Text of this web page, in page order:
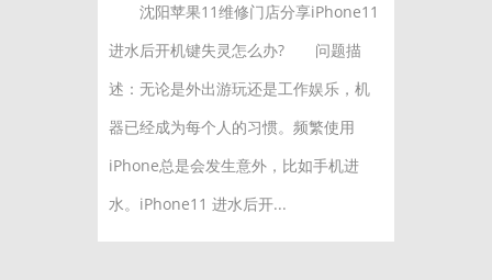
沈阳苹果11维修门店分享iPhone11
进水后开机键失灵怎么办? 问题描
述：无论是外出游玩还是工作娱乐，机
器已经成为每个人的习惯。频繁使用
iPhone总是会发生意外，比如手机进
水。iPhone11 进水后开...